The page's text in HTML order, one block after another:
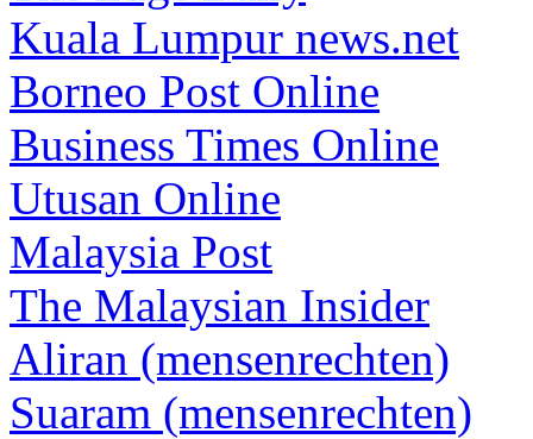
Kuala Lumpur news.net
Borneo Post Online
Business Times Online
Utusan Online
Malaysia Post
The Malaysian Insider
Aliran (mensenrechten)
Suaram (mensenrechten)